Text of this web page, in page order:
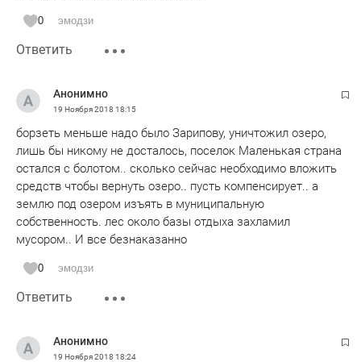
0 эмодзи
Ответить
Анонимно
19 Ноября 2018 18:15
борзеть меньше надо было Зарипову, уничтожил озеро,
лишь бы никому не досталось, поселок Маленькая страна
остался с болотом.. сколько сейчас необходимо вложить
средств чтобы вернуть озеро.. пусть компенсирует.. а
землю под озером изъять в муниципальную
собственность. лес около базы отдыха захламил
мусором.. И все безнаказанно
0 эмодзи
Ответить
Анонимно
19 Ноября 2018 18:24